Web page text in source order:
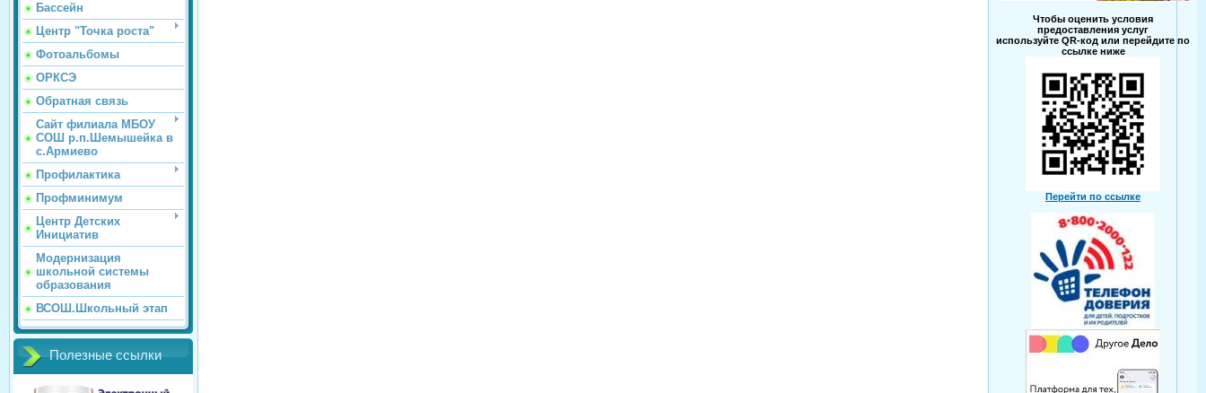
Бассейн
Центр "Точка роста"
Фотоальбомы
ОРКСЭ
Обратная связь
Сайт филиала МБОУ
СОШ р.п.Шемышейка в
с.Армиево
Профилактика
Профминимум
Центр Детских
Инициатив
Модернизация
школьной системы
образования
ВСОШ.Школьный этап
Полезные ссылки
Чтобы оценить условия
предоставления услуг
используйте QR-код или перейдите по
ссылке ниже
Перейти по ссылке